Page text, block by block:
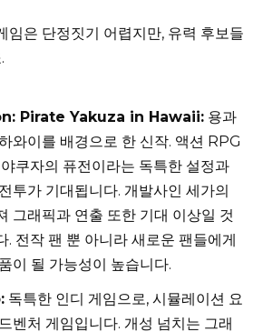
임은 단정짓기 어렵지만, 유력 후보들
Pirate Yakuza in Hawaii: 용과
와이를 배경으로 한 신작. 액션 RPG
쿠자의 퓨전이라는 독특한 설정과
투가 기대됩니다. 개발사인 세가의
그래픽과 연출 또한 기대 이상일 것
. 전작 팬 뿐 아니라 새로운 팬들에게
이 될 가능성이 높습니다.
독특한 인디 게임으로, 시뮬레이션 요
벤처 게임입니다. 개성 넘치는 그래